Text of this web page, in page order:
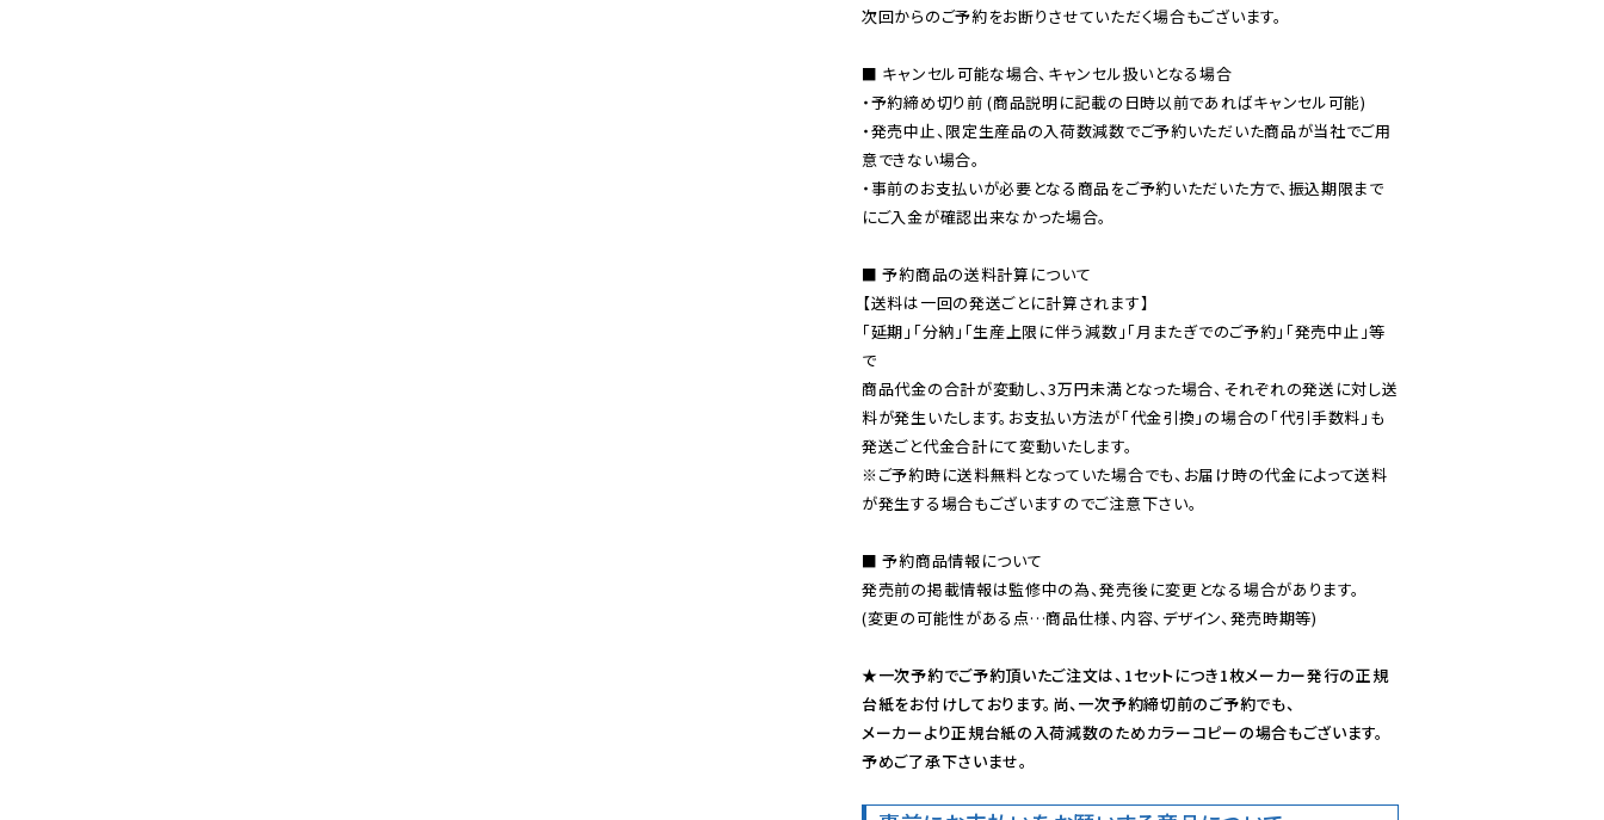
次回からのご予約をお断りさせていただく場合もございます。
■ キャンセル可能な場合、キャンセル扱いとなる場合
・予約締め切り前 (商品説明に記載の日時以前であればキャンセル可能)
・発売中止、限定生産品の入荷数減数でご予約いただいた商品が当社でご用
意できない場合。
・事前のお支払いが必要となる商品をご予約いただいた方で、振込期限まで
にご入金が確認出来なかった場合。
■ 予約商品の送料計算について
【送料は一回の発送ごとに計算されます】
「延期」「分納」「生産上限に伴う減数」「月またぎでのご予約」「発売中止」等
で
商品代金の合計が変動し、3万円未満となった場合、それぞれの発送に対し送
料が発生いたします。お支払い方法が「代金引換」の場合の「代引手数料」も
※ご予約時に送料無料となっていた場合でも、お届け時の代金によって送料
が発生する場合もございますのでご注意下さい。
■ 予約商品情報について
発売前の掲載情報は監修中の為、発売後に変更となる場合があります。
(変更の可能性がある点…商品仕様、内容、デザイン、発売時期等)
★一次予約でご予約頂いたご注文は、1セットにつき1枚メーカー発行の正規
台紙をお付けしております。尚、一次予約締切前のご予約でも、
メーカーより正規台紙の入荷減数のためカラーコピーの場合もございます。
予めご了承下さいませ。